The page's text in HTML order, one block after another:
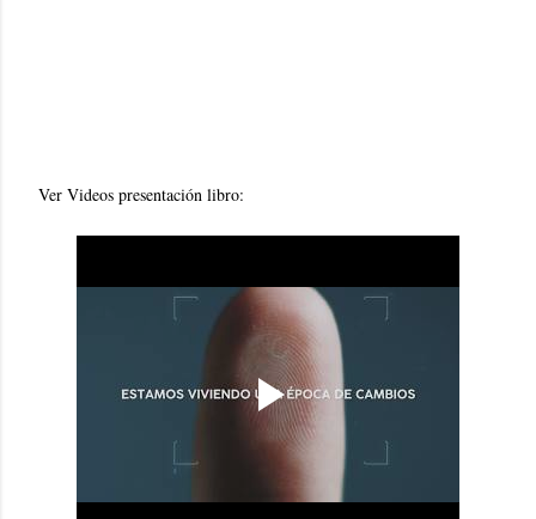
Ver Videos presentación libro: